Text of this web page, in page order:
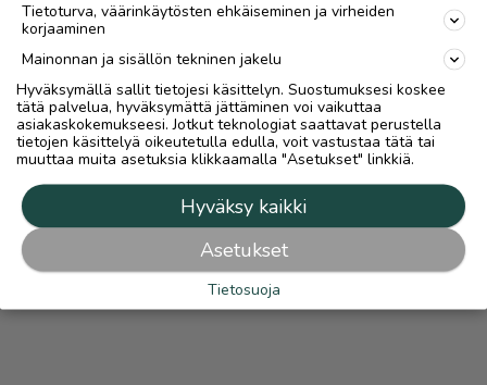
Tietoturva, väärinkäytösten ehkäiseminen ja virheiden
korjaaminen
Mainonnan ja sisällön tekninen jakelu
Hyväksymällä sallit tietojesi käsittelyn. Suostumuksesi koskee
tätä palvelua, hyväksymättä jättäminen voi vaikuttaa
asiakaskokemukseesi. Jotkut teknologiat saattavat perustella
tietojen käsittelyä oikeutetulla edulla, voit vastustaa tätä tai
muuttaa muita asetuksia klikkaamalla "Asetukset" linkkiä.
Hyväksy kaikki
Asetukset
Tietosuoja